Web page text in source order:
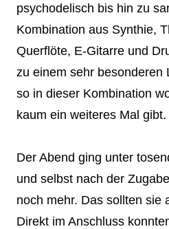
psychodelisch bis hin zu
Kombination aus Synthie,
Querflöte, E-Gitarre und
zu einem sehr besonderen
so in dieser Kombination
kaum ein weiteres Mal gibt.
Der Abend ging unter
und selbst nach der
noch mehr. Das sollten sie
Direkt im Anschluss